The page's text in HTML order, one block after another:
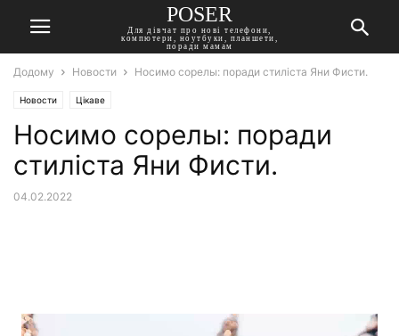
POSER
Для дівчат про нові телефони,
компютери, ноутбуки, планшети,
поради мамам
Додому Новости Носимо сорелы: поради стиліста Яни Фисти.
Новости Цікаве
Носимо сорелы: поради
стиліста Яни Фисти.
04.02.2022